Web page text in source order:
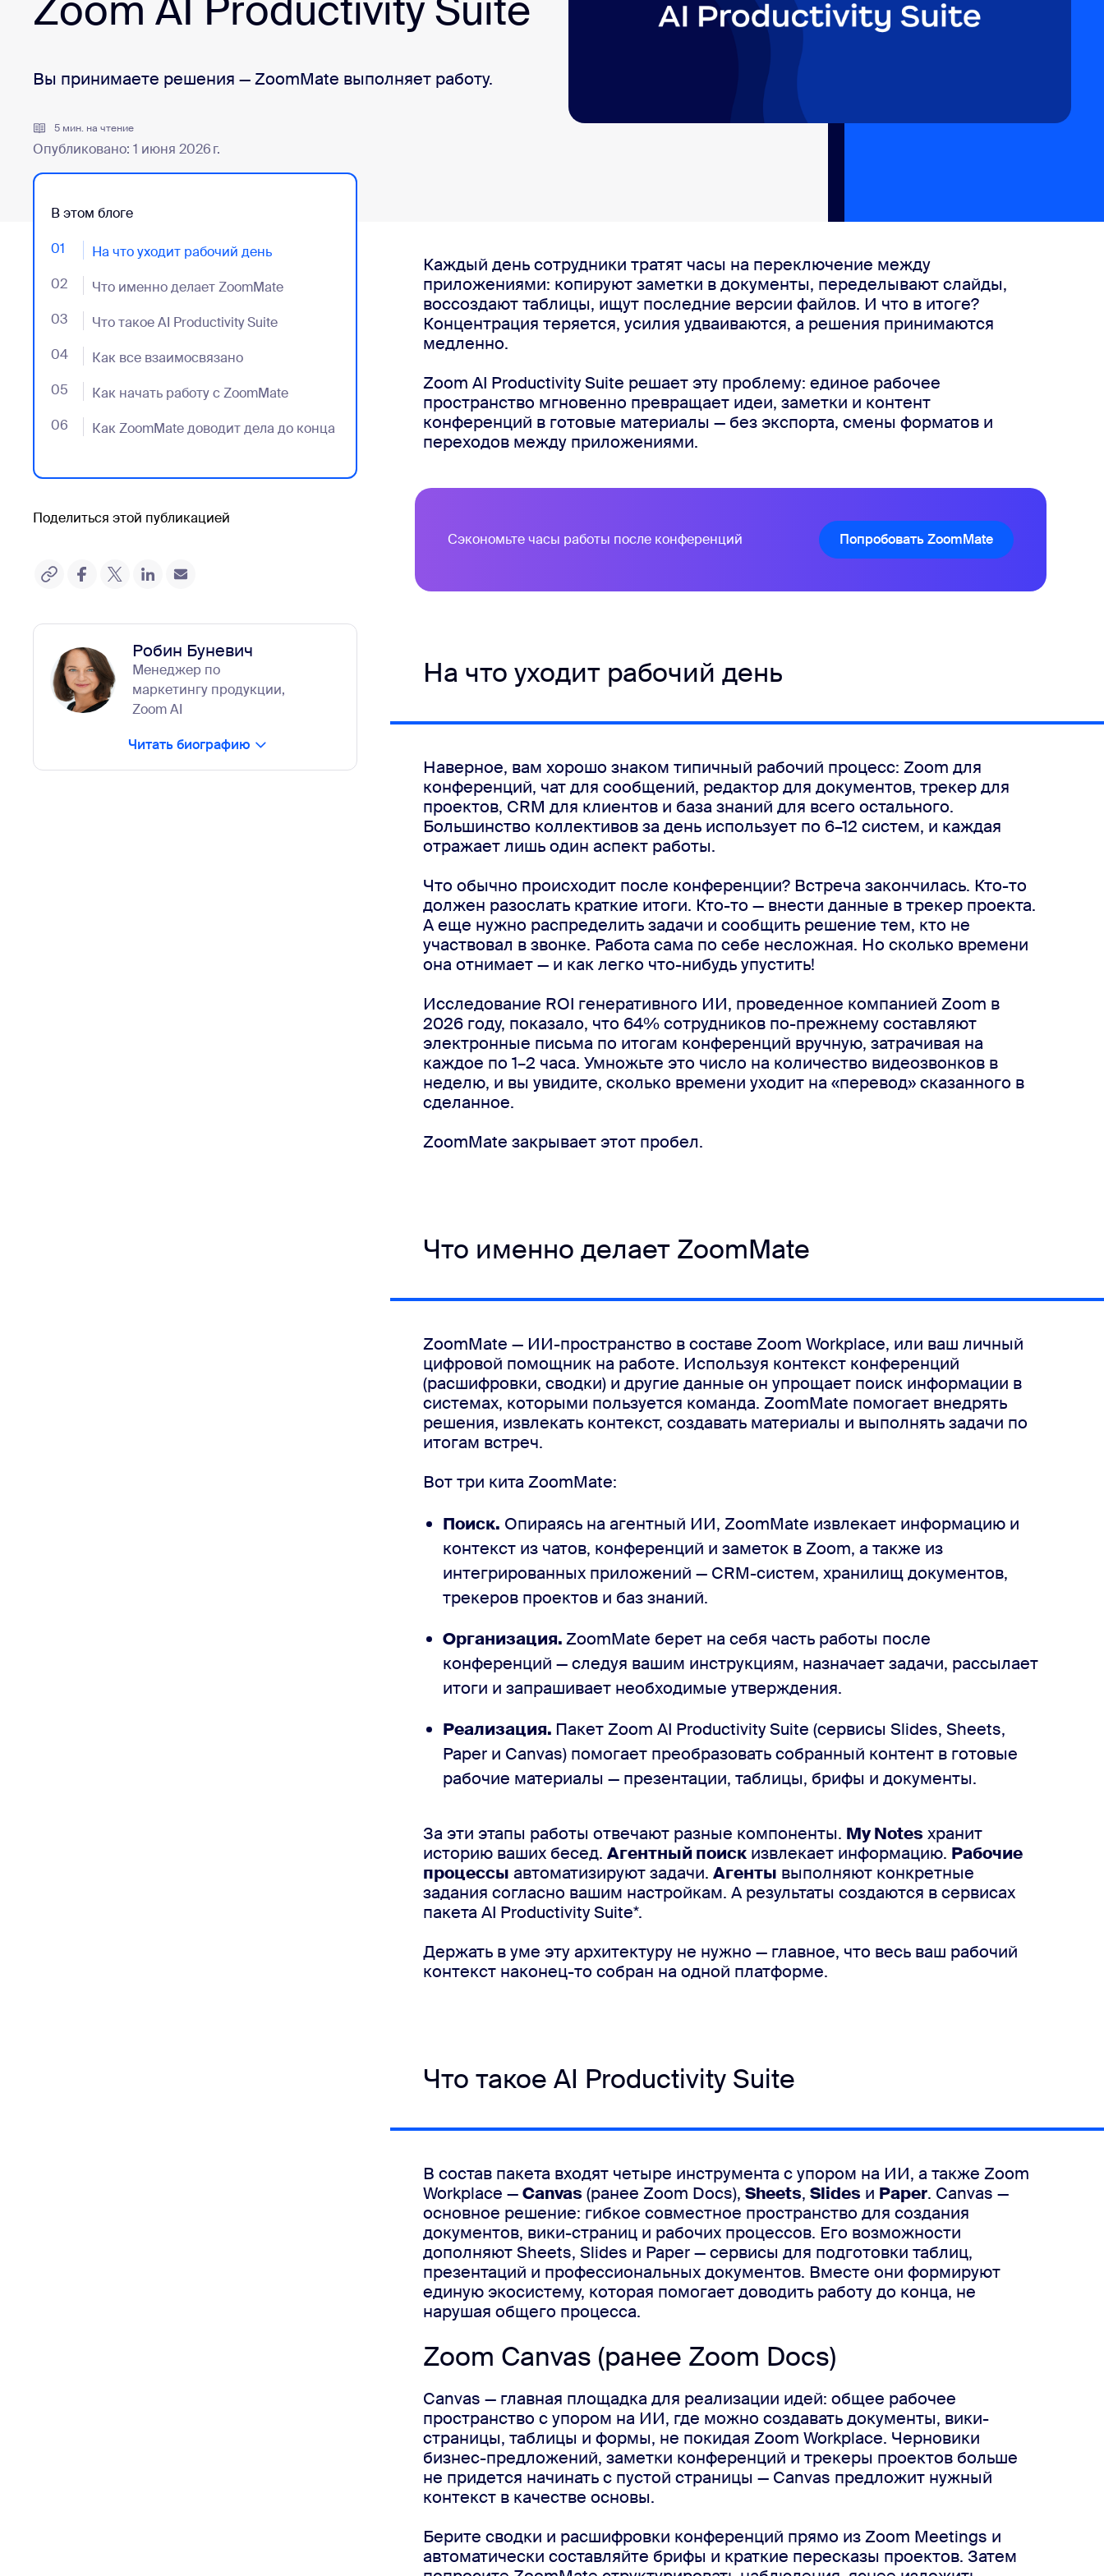
Bonsai
Центр загрузок
Zoom AI Productivity Suite
Вы принимаете решения — ZoomMate выполняет работу.
5 мин. на чтение
Опубликовано: 1 июня 2026 г.
В этом блоге
01 На что уходит рабочий день
- Jumplink to На что уходит рабочий день
02 Что именно делает ZoomMate
- Jumplink to Что именно делает ZoomMate
03 Что такое AI Productivity Suite
- Jumplink to Что такое AI Productivity Suite
04 Как все взаимосвязано
- Jumplink to Как все взаимосвязано
05 Как начать работу с ZoomMate
- Jumplink to Как начать работу с ZoomMate
06 Как ZoomMate доводит дела до конца
- Jumplink to Как ZoomMate доводит дела до конца
Поделиться этой публикацией
Робин Буневич
Менеджер по
маркетингу продукции,
Zoom AI
Читать биографию
Каждый день сотрудники тратят часы на переключение между
приложениями: копируют заметки в документы, переделывают слайды,
воссоздают таблицы, ищут последние версии файлов. И что в итоге?
Концентрация теряется, усилия удваиваются, а решения принимаются
медленно.
Zoom AI Productivity Suite решает эту проблему: единое рабочее
пространство мгновенно превращает идеи, заметки и контент
конференций в готовые материалы — без экспорта, смены форматов и
переходов между приложениями.
Сэкономьте часы работы после конференций Попробовать ZoomMate
На что уходит рабочий день
Наверное, вам хорошо знаком типичный рабочий процесс: Zoom для
конференций, чат для сообщений, редактор для документов, трекер для
проектов, CRM для клиентов и база знаний для всего остального.
Большинство коллективов за день использует по 6–12 систем, и каждая
отражает лишь один аспект работы.
Что обычно происходит после конференции? Встреча закончилась. Кто-то
должен разослать краткие итоги. Кто-то — внести данные в трекер проекта.
А еще нужно распределить задачи и сообщить решение тем, кто не
участвовал в звонке. Работа сама по себе несложная. Но сколько времени
она отнимает — и как легко что-нибудь упустить!
Исследование ROI генеративного ИИ, проведенное компанией Zoom в
2026 году, показало, что 64% сотрудников по-прежнему составляют
электронные письма по итогам конференций вручную, затрачивая на
каждое по 1–2 часа. Умножьте это число на количество видеозвонков в
неделю, и вы увидите, сколько времени уходит на «перевод» сказанного в
сделанное.
ZoomMate закрывает этот пробел.
Что именно делает ZoomMate
ZoomMate — ИИ-пространство в составе Zoom Workplace, или ваш личный
цифровой помощник на работе. Используя контекст конференций
(расшифровки, сводки) и другие данные он упрощает поиск информации в
системах, которыми пользуется команда. ZoomMate помогает внедрять
решения, извлекать контекст, создавать материалы и выполнять задачи по
итогам встреч.
Вот три кита ZoomMate:
Поиск. Опираясь на агентный ИИ, ZoomMate извлекает информацию и
контекст из чатов, конференций и заметок в Zoom, а также из
интегрированных приложений — CRM-систем, хранилищ документов,
трекеров проектов и баз знаний.
Организация.ZoomMate берет на себя часть работы после
конференций — следуя вашим инструкциям, назначает задачи, рассылает
итоги и запрашивает необходимые утверждения.
Реализация. Пакет Zoom AI Productivity Suite (сервисы Slides, Sheets,
Paper и Canvas) помогает преобразовать собранный контент в готовые
рабочие материалы — презентации, таблицы, брифы и документы.
За эти этапы работы отвечают разные компоненты. My Notes хранит
историю ваших бесед. Агентный поискизвлекает информацию. Рабочие
процессы автоматизируют задачи. Агенты выполняют конкретные
задания согласно вашим настройкам. А результаты создаются в сервисах
пакета AI Productivity Suite*.
Держать в уме эту архитектуру не нужно — главное, что весь ваш рабочий
контекст наконец-то собран на одной платформе.
Что такое AI Productivity Suite
В состав пакета входят четыре инструмента с упором на ИИ, а также Zoom
Workplace —Canvas (ранее Zoom Docs), Sheets, Slides и Paper. Canvas —
основное решение: гибкое совместное пространство для создания
документов, вики-страниц и рабочих процессов. Его возможности
дополняют Sheets, Slides и Paper — сервисы для подготовки таблиц,
презентаций и профессиональных документов. Вместе они формируют
единую экосистему, которая помогает доводить работу до конца, не
нарушая общего процесса.
Zoom Canvas (ранее Zoom Docs)
Canvas — главная площадка для реализации идей: общее рабочее
пространство с упором на ИИ, где можно создавать документы, вики-
страницы, таблицы и формы, не покидая Zoom Workplace. Черновики
бизнес-предложений, заметки конференций и трекеры проектов больше
не придется начинать с пустой страницы — Canvas предложит нужный
контекст в качестве основы.
Берите сводки и расшифровки конференций прямо из Zoom Meetings и
автоматически составляйте брифы и краткие пересказы проектов. Затем